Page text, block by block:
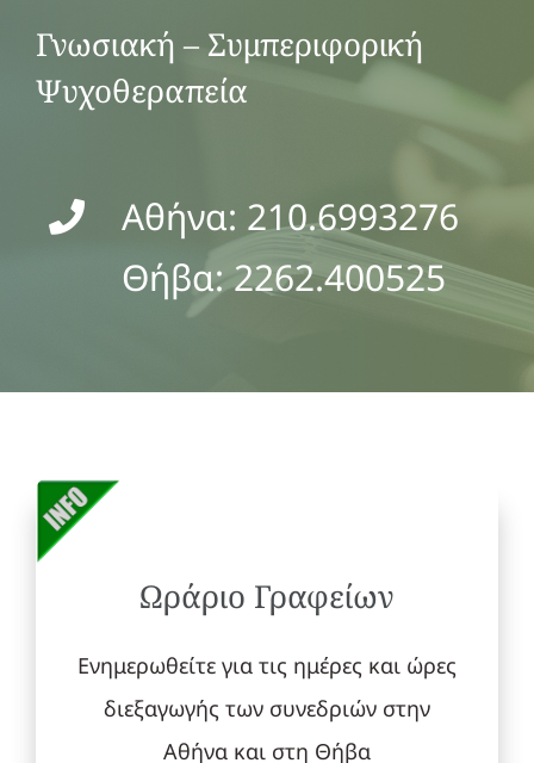
Γνωσιακή – Συμπεριφορική
Ψυχοθεραπεία
Αθήνα: 210.6993276
Θήβα: 2262.400525
Ωράριο Γραφείων
Ενημερωθείτε για τις ημέρες και ώρες
διεξαγωγής των συνεδριών στην
Αθήνα και στη Θήβα